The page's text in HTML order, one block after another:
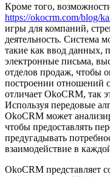
Кроме того,
https://okocrm.com/blog/
игры для компаний,
деятельность. Система
такие как ввод данных,
электронные письма,
отделов продаж, чтобы
построении отношений
отличает OkoCRM, так
Используя передовые
OkoCRM может
чтобы предоставлять
предугадывать
взаимодействие в
OkoCRM представляет